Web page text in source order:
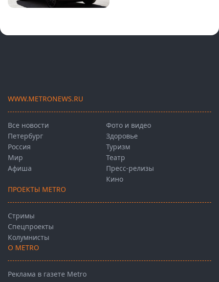
WWW.METRONEWS.RU
Все новости
Петербург
Россия
Мир
Афиша
Фото и видео
Здоровье
Туризм
Театр
Пресс-релизы
Кино
ПРОЕКТЫ METRO
Стримы
Спецпроекты
Колумнисты
О METRO
Реклама в газете Metro